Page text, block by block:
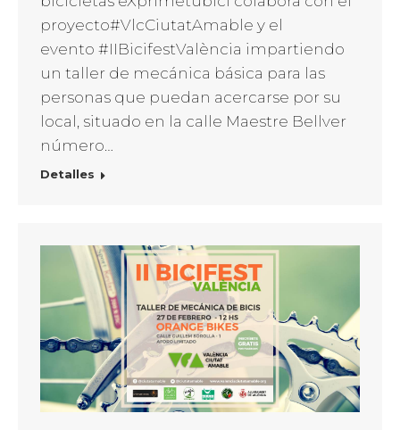
proyecto#VlcCiutatAmable y el
evento #IIBicifestValència impartiendo
un taller de mecánica básica para las
personas que puedan acercarse por su
local, situado en la calle Maestre Bellver
número…
Detalles